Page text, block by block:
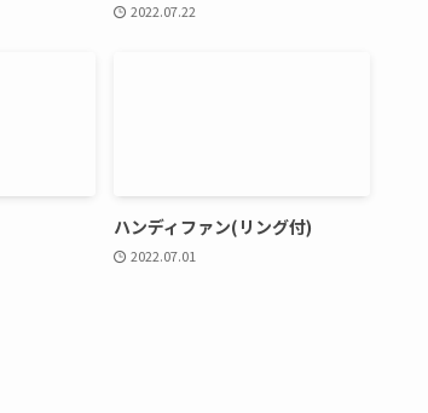
2022.07.22
ハンディファン(リング付)
2022.07.01